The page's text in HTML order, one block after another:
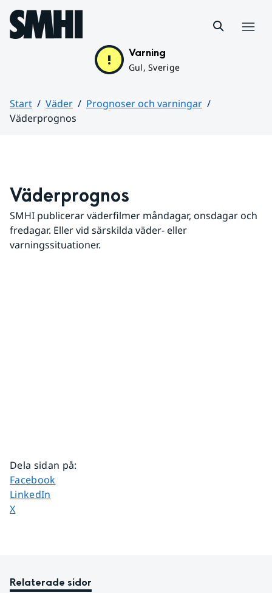
Hoppa till sidans innehåll
Varning
Gul, Sverige
Start Väder
Prognoser och varningar
Väderprognos
Väderprognos
SMHI publicerar väderfilmer måndagar, onsdagar och
fredagar. Eller vid särskilda väder- eller
varningssituationer.
Dela sidan på:
Dela sidan på
Facebook
Dela sidan på
LinkedIn
Dela sidan på
X
Relaterade sidor